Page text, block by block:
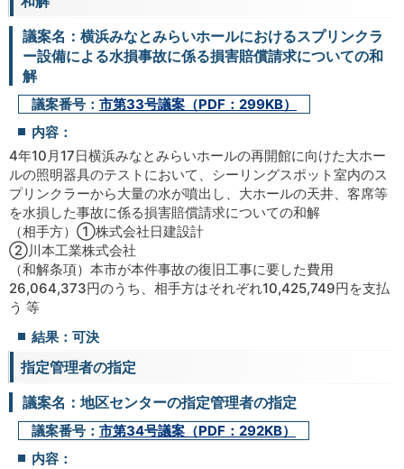
議案名：横浜みなとみらいホールにおけるスプリンクラ
ー設備による水損事故に係る損害賠償請求についての和
解
議案番号： 市第33号議案（PDF：299KB）
内容：
4年10月17日横浜みなとみらいホールの再開館に向けた大ホー
ルの照明器具のテストにおいて、シーリングスポット室内のス
プリンクラーから大量の水が噴出し、大ホールの天井、客席等
を水損した事故に係る損害賠償請求についての和解
（相手方）①株式会社日建設計
②川本工業株式会社
（和解条項）本市が本件事故の復旧工事に要した費用
26,064,373円のうち、相手方はそれぞれ10,425,749円を支払
う 等
結果：可決
指定管理者の指定
議案名：地区センターの指定管理者の指定
議案番号： 市第34号議案（PDF：292KB）
内容：